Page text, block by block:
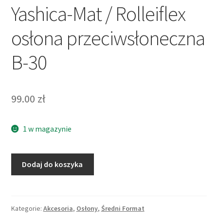
Yashica-Mat / Rolleiflex
osłona przeciwsłoneczna
B-30
99.00 zł
1 w magazynie
Rolleiflex
Dodaj do koszyka
Kategorie: Akcesoria, Osłony, Średni Format